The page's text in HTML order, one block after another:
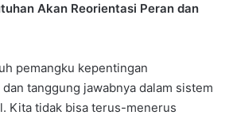
Akan Reorientasi Peran dan
pemangku kepentingan
tanggung jawabnya dalam sistem
Kita tidak bisa terus-menerus